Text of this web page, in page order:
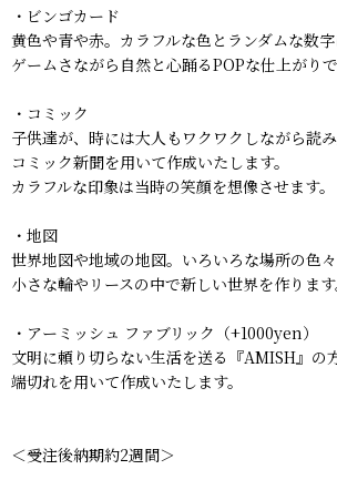
・ビンゴカード
黄色や青や赤。カラフルな色とランダムな数
ゲームさながら自然と心踊るPOPな仕上がりで
・コミック
子供達が、時には大人もワクワクしながら読
コミック新聞を用いて作成いたします。
カラフルな印象は当時の笑顔を想像させます。
・地図
世界地図や地域の地図。いろいろな場所の色
小さな輪やリースの中で新しい世界を作ります
・アーミッシュ ファブリック（+1000yen）
文明に頼り切らない生活を送る『AMISH』の
端切れを用いて作成いたします。
＜受注後納期約2週間＞